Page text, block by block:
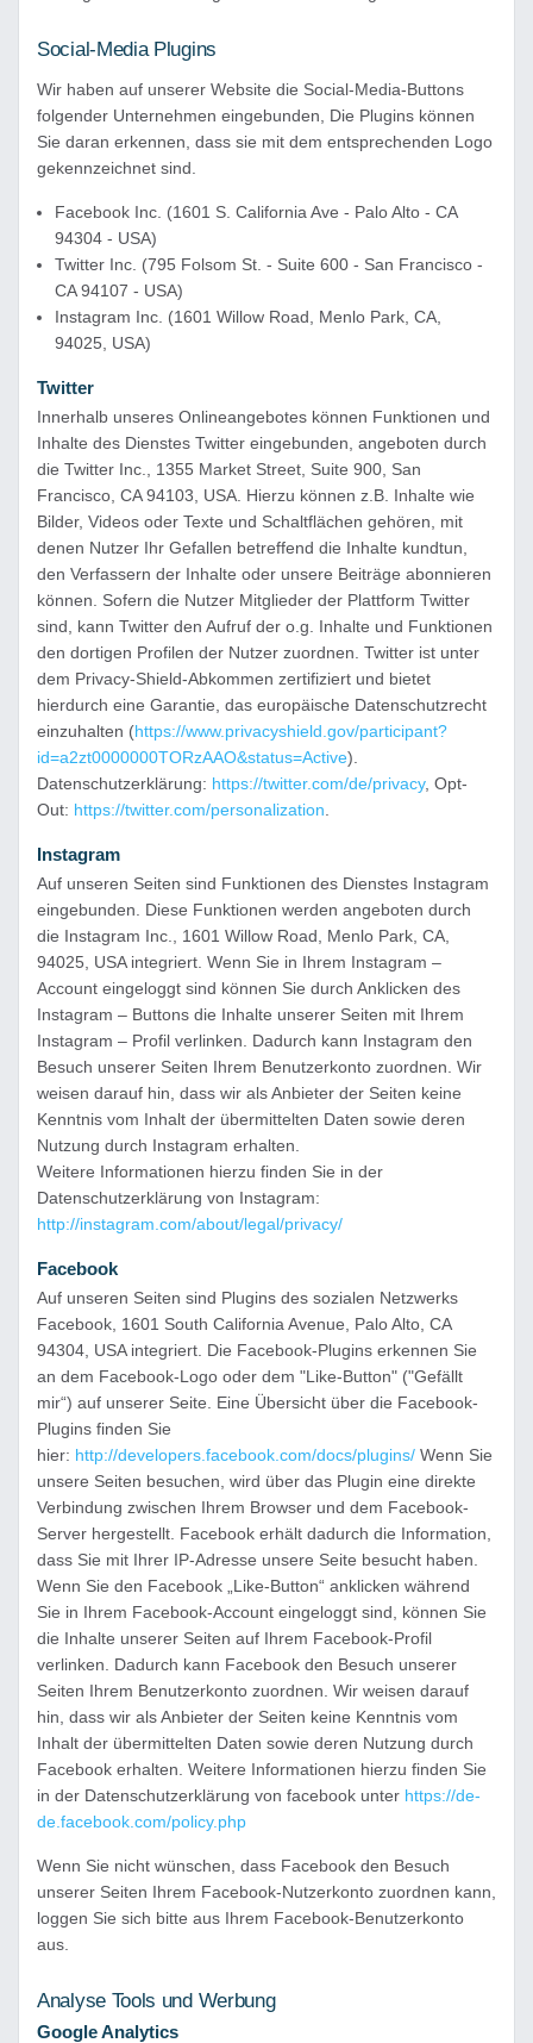
Social-Media Plugins
Wir haben auf unserer Website die Social-Media-Buttons
folgender Unternehmen eingebunden, Die Plugins können
Sie daran erkennen, dass sie mit dem entsprechenden Logo
gekennzeichnet sind.
Facebook Inc. (1601 S. California Ave - Palo Alto - CA
94304 - USA)
Twitter Inc. (795 Folsom St. - Suite 600 - San Francisco -
CA 94107 - USA)
Instagram Inc. (1601 Willow Road, Menlo Park, CA,
94025, USA)
Twitter
Innerhalb unseres Onlineangebotes können Funktionen und
Inhalte des Dienstes Twitter eingebunden, angeboten durch
die Twitter Inc., 1355 Market Street, Suite 900, San
Francisco, CA 94103, USA. Hierzu können z.B. Inhalte wie
Bilder, Videos oder Texte und Schaltflächen gehören, mit
denen Nutzer Ihr Gefallen betreffend die Inhalte kundtun,
den Verfassern der Inhalte oder unsere Beiträge abonnieren
können. Sofern die Nutzer Mitglieder der Plattform Twitter
sind, kann Twitter den Aufruf der o.g. Inhalte und Funktionen
den dortigen Profilen der Nutzer zuordnen. Twitter ist unter
dem Privacy-Shield-Abkommen zertifiziert und bietet
hierdurch eine Garantie, das europäische Datenschutzrecht
einzuhalten (https://www.privacyshield.gov/participant?
id=a2zt0000000TORzAAO&status=Active).
Datenschutzerklärung: https://twitter.com/de/privacy, Opt-
Out: https://twitter.com/personalization
Instagram
Auf unseren Seiten sind Funktionen des Dienstes Instagram
eingebunden. Diese Funktionen werden angeboten durch
die Instagram Inc., 1601 Willow Road, Menlo Park, CA,
94025, USA integriert. Wenn Sie in Ihrem Instagram –
Account eingeloggt sind können Sie durch Anklicken des
Instagram – Buttons die Inhalte unserer Seiten mit Ihrem
Instagram – Profil verlinken. Dadurch kann Instagram den
Besuch unserer Seiten Ihrem Benutzerkonto zuordnen. Wir
weisen darauf hin, dass wir als Anbieter der Seiten keine
Kenntnis vom Inhalt der übermittelten Daten sowie deren
Nutzung durch Instagram erhalten.
Weitere Informationen hierzu finden Sie in der
Datenschutzerklärung von Instagram:
http://instagram.com/about/legal/privacy/
Facebook
Auf unseren Seiten sind Plugins des sozialen Netzwerks
Facebook, 1601 South California Avenue, Palo Alto, CA
94304, USA integriert. Die Facebook-Plugins erkennen Sie
an dem Facebook-Logo oder dem "Like-Button" ("Gefällt
mir“) auf unserer Seite. Eine Übersicht über die Facebook-
Plugins finden Sie
hier: http://developers.facebook.com/docs/plugins/ Wenn Sie
unsere Seiten besuchen, wird über das Plugin eine direkte
Verbindung zwischen Ihrem Browser und dem Facebook-
Server hergestellt. Facebook erhält dadurch die Information,
dass Sie mit Ihrer IP-Adresse unsere Seite besucht haben.
Wenn Sie den Facebook „Like-Button“ anklicken während
Sie in Ihrem Facebook-Account eingeloggt sind, können Sie
die Inhalte unserer Seiten auf Ihrem Facebook-Profil
verlinken. Dadurch kann Facebook den Besuch unserer
Seiten Ihrem Benutzerkonto zuordnen. Wir weisen darauf
hin, dass wir als Anbieter der Seiten keine Kenntnis vom
Inhalt der übermittelten Daten sowie deren Nutzung durch
Facebook erhalten. Weitere Informationen hierzu finden Sie
in der Datenschutzerklärung von facebook unter https://de-
de.facebook.com/policy.php
Wenn Sie nicht wünschen, dass Facebook den Besuch
unserer Seiten Ihrem Facebook-Nutzerkonto zuordnen kann,
loggen Sie sich bitte aus Ihrem Facebook-Benutzerkonto
aus.
Analyse Tools und Werbung
Google Analytics